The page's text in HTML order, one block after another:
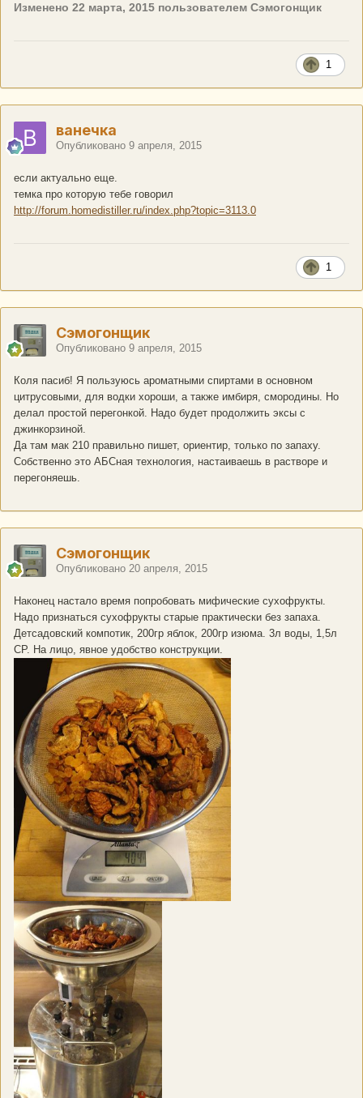
Изменено 22 марта, 2015 пользователем Сэмогонщик
1
ванечка
Опубликовано 9 апреля, 2015
если актуально еще.
темка про которую тебе говорил
http://forum.homedistiller.ru/index.php?topic=3113.0
1
Сэмогонщик
Опубликовано 9 апреля, 2015
Коля пасиб! Я пользуюсь ароматными спиртами в основном
цитрусовыми, для водки хороши, а также имбиря, смородины. Но
делал простой перегонкой. Надо будет продолжить эксы с
джинкорзиной.
Да там мак 210 правильно пишет, ориентир, только по запаху.
Собственно это АБСная технология, настаиваешь в растворе и
перегоняешь.
Сэмогонщик
Опубликовано 20 апреля, 2015
Наконец настало время попробовать мифические сухофрукты.
Надо признаться сухофрукты старые практически без запаха.
Детсадовский компотик, 200гр яблок, 200гр изюма. 3л воды, 1,5л
СР. На лицо, явное удобство конструкции.